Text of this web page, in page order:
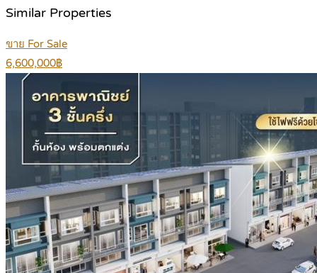
Similar Properties
ขาย For Sale
6,600,000฿